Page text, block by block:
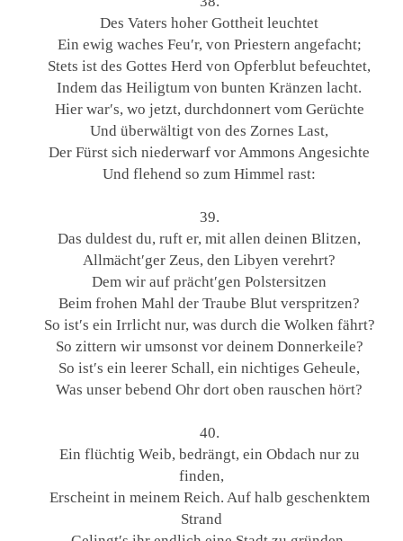
Des Vaters hoher Gottheit leuchtet
Ein ewig waches Feu′r, von Priestern angefacht;
Stets ist des Gottes Herd von Opferblut befeuchtet,
Indem das Heiligtum von bunten Kränzen lacht.
Hier war′s, wo jetzt, durchdonnert vom Gerüchte
Und überwältigt von des Zornes Last,
Der Fürst sich niederwarf vor Ammons Angesichte
Und flehend so zum Himmel rast:
39.
Das duldest du, ruft er, mit allen deinen Blitzen,
Allmächt′ger Zeus, den Libyen verehrt?
Dem wir auf prächt′gen Polstersitzen
Beim frohen Mahl der Traube Blut verspritzen?
So ist′s ein Irrlicht nur, was durch die Wolken fährt?
So zittern wir umsonst vor deinem Donnerkeile?
So ist′s ein leerer Schall, ein nichtiges Geheule,
Was unser bebend Ohr dort oben rauschen hört?
40.
Ein flüchtig Weib, bedrängt, ein Obdach nur zu
finden,
Erscheint in meinem Reich. Auf halb geschenktem
Strand